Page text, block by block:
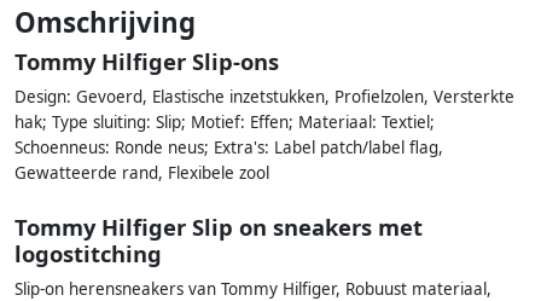
Omschrijving
Tommy Hilfiger Slip-ons
Design: Gevoerd, Elastische inzetstukken, Profielzolen, Versterkte
hak; Type sluiting: Slip; Motief: Effen; Materiaal: Textiel;
Schoenneus: Ronde neus; Extra's: Label patch/label flag,
Gewatteerde rand, Flexibele zool
Tommy Hilfiger Slip on sneakers met
logostitching
Slip-on herensneakers van Tommy Hilfiger, Robuust materiaal,